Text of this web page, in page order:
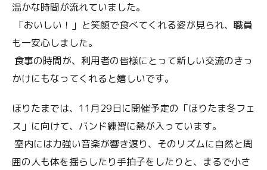
温かな時間が流れていました。
「おいしい！」と笑顔で食べてくれる姿が見られ、職員
も一安心しました。
食事の時間が、利用者の皆様にとって新しい交流のきっ
かけにもなってくれると嬉しいです。
ほりたまでは、11月29日に開催予定の「ほりたま冬フェ
ス」に向けて、バンド練習に熱が入っています。
室内には力強い音楽が響き渡り、そのリズムに自然と周
囲の人も体を揺らしたり手拍子をしたりと、まるで小さ